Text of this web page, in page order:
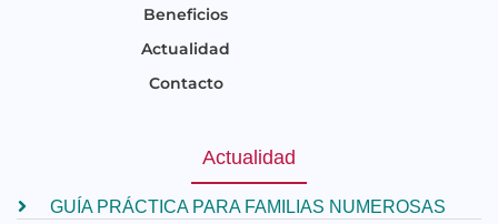
Beneficios
Actualidad
Contacto
Actualidad
GUÍA PRÁCTICA PARA FAMILIAS NUMEROSAS